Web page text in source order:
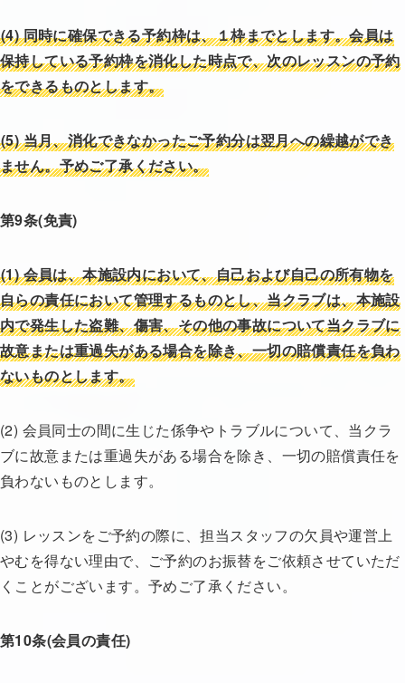
(4)同時に確保できる予約枠は、１枠までとします。会員は
保持している予約枠を消化した時点で、次のレッスンの予約
をできるものとします。
(5) 当月、消化できなかったご予約分は翌月への繰越ができ
ません。予めご了承ください。
第9条(免責)
(1)会員は、本施設内において、自己および自己の所有物を
自らの責任において管理するものとし、当クラブは、本施設
内で発生した盗難、傷害、その他の事故について当クラブに
故意または重過失がある場合を除き、一切の賠償責任を負わ
ないものとします。
(2) 会員同士の間に生じた係争やトラブルについて、当クラ
ブに故意または重過失がある場合を除き、一切の賠償責任を
負わないものとします。
(3) レッスンをご予約の際に、担当スタッフの欠員や運営上
やむを得ない理由で、ご予約のお振替をご依頼させていただ
くことがございます。予めご了承ください。
第10条(会員の責任)